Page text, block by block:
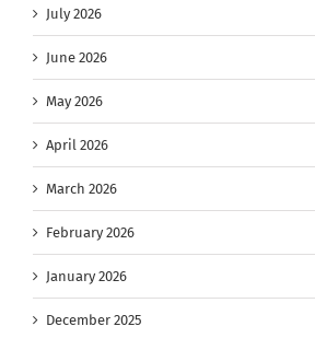
July 2026
June 2026
May 2026
April 2026
March 2026
February 2026
January 2026
December 2025